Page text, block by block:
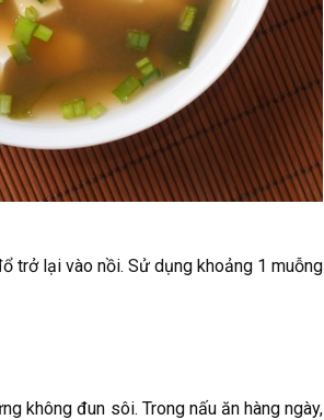
trở lại vào nồi. Sử dụng khoảng 1 muỗng
không đun sôi. Trong nấu ăn hàng ngày,